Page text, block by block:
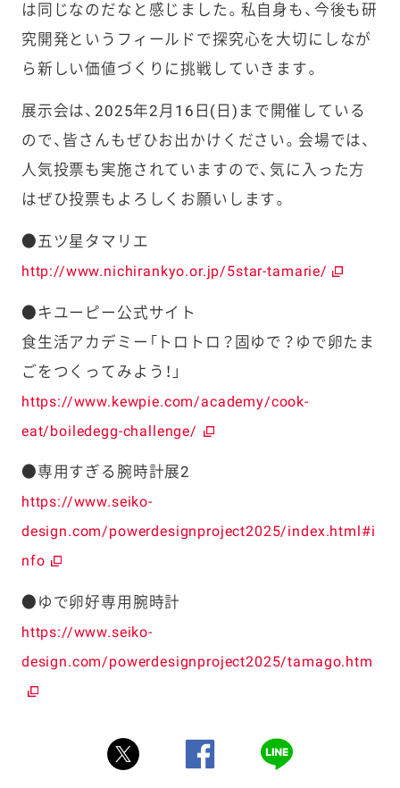
は同じなのだなと感じました。私自身も、今後も研
究開発というフィールドで探究心を大切にしなが
ら新しい価値づくりに挑戦していきます。
展示会は、2025年2月16日(日)まで開催している
ので、皆さんもぜひお出かけください。会場では、
人気投票も実施されていますので、気に入った方
はぜひ投票もよろしくお願いします。
●五ツ星タマリエ
http://www.nichirankyo.or.jp/5star-tamarie/
●キユーピー公式サイト
食生活アカデミー「トロトロ？固ゆで？ゆで卵たま
ごをつくってみよう！」
https://www.kewpie.com/academy/cook-
eat/boiledegg-challenge/
●専用すぎる腕時計展2
https://www.seiko-
design.com/powerdesignproject2025/index.html#i
nfo
●ゆで卵好専用腕時計
https://www.seiko-
design.com/powerdesignproject2025/tamago.htm